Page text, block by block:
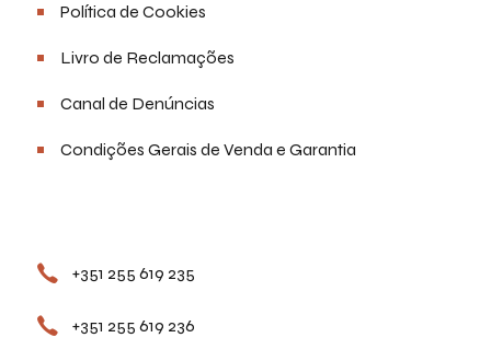
Política de Cookies
Livro de Reclamações
Canal de Denúncias
Condições Gerais de Venda e Garantia
+351 255 619 235
+351 255 619 236